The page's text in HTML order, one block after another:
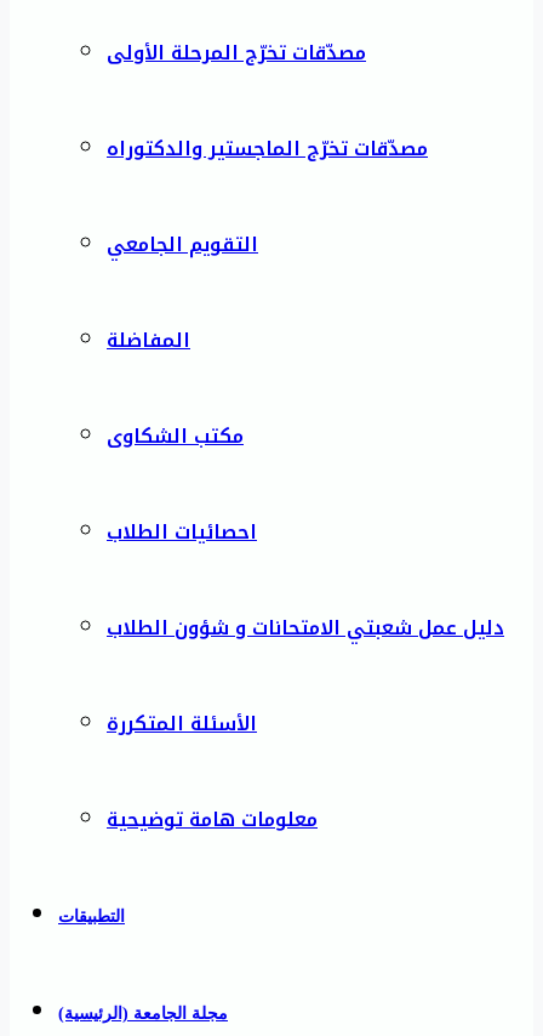
مصدّقات تخرّج المرحلة الأولى
مصدّقات تخرّج الماجستير والدكتوراه
التقويم الجامعي
المفاضلة
مكتب الشكاوى
احصائيات الطلاب
دليل عمل شعبتي الامتحانات و شؤون الطلاب
الأسئلة المتكررة
معلومات هامة توضيحية
التطبيقات
مجلة الجامعة (الرئيسية)